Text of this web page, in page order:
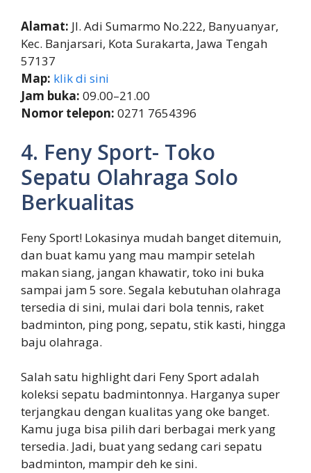
Alamat: Jl. Adi Sumarmo No.222, Banyuanyar,
Kec. Banjarsari, Kota Surakarta, Jawa Tengah
57137
Map: klik di sini
Jam buka: 09.00–21.00
Nomor telepon: 0271 7654396
4. Feny Sport- Toko
Sepatu Olahraga Solo
Berkualitas
Feny Sport! Lokasinya mudah banget ditemuin,
dan buat kamu yang mau mampir setelah
makan siang, jangan khawatir, toko ini buka
sampai jam 5 sore. Segala kebutuhan olahraga
tersedia di sini, mulai dari bola tennis, raket
badminton, ping pong, sepatu, stik kasti, hingga
baju olahraga.
Salah satu highlight dari Feny Sport adalah
koleksi sepatu badmintonnya. Harganya super
terjangkau dengan kualitas yang oke banget.
Kamu juga bisa pilih dari berbagai merk yang
tersedia. Jadi, buat yang sedang cari sepatu
badminton, mampir deh ke sini.